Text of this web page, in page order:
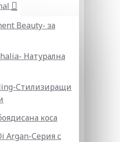
Beauty- за
Натурална
Стилизиращи
коса
Argan-Серия с